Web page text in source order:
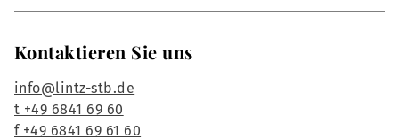
Kontaktieren Sie uns
info@lintz-stb.de
t +49 6841 69 60
f +49 6841 69 61 60